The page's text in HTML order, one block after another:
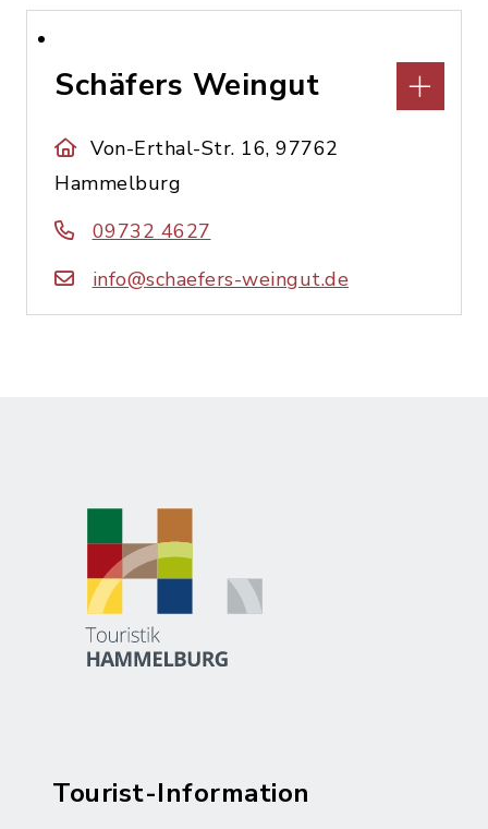
Schäfers Weingut
Von-Erthal-Str. 16, 97762
Hammelburg
09732 4627
info@schaefers-weingut.de
Tourist-Information